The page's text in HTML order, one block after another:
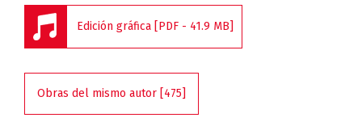
Edición gráfica [PDF - 41.9 MB]
Obras del mismo autor [475]